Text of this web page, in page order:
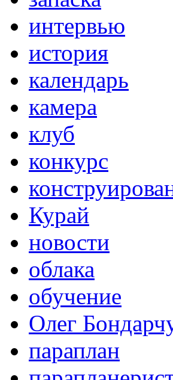
интервью
история
календарь
камера
клуб
конкурс
Курай
новости
облака
обучение
Олег
параплан